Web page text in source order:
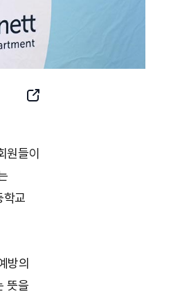
SNS
원들이
학교
방의
뜻을